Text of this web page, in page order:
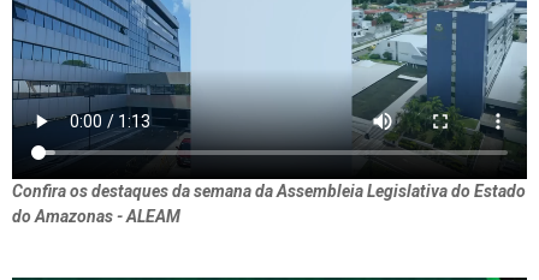
Confira os destaques da semana da Assembleia Legislativa do Estado
do Amazonas - ALEAM